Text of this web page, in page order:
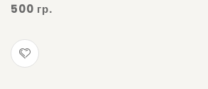
500 гр.